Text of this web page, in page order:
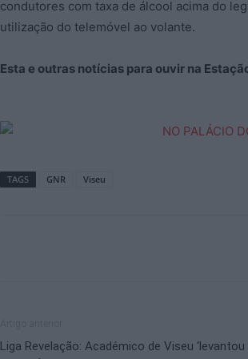
condutores com taxa de álcool acima do
utilização do telemóvel ao volante.
Esta e outras notícias para ouvir na
TAGS GNR Viseu
Liga Revelação: Académico de Viseu ‘levantou